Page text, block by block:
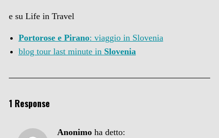
e su Life in Travel
Portorose e Pirano: viaggio in Slovenia
blog tour last minute in Slovenia
1 Response
Anonimo ha detto: